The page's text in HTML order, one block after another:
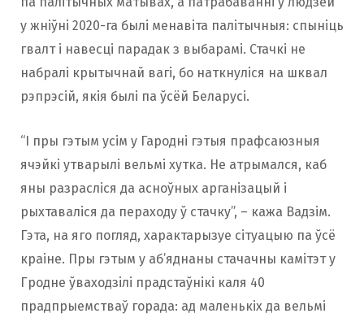
у жніўні 2020-га былі менавіта палітычныя: спыніць
гвалт і навесці парадак з выбарамі. Стачкі не
набралі крытычнай вагі, бо наткнуліся на шквал
рэпрэсій, якія былі па ўсёй Беларусі.
“І пры гэтым усім у Гародні гэтыя прафсаюзныя
ячэйкі утварылі вельмі хутка. Не атрымался, каб
яны разрасліся да асноўных арганізацый і
рыхтаваліся да пераходу ў стачку”, – кажа Вадзім.
Гэта, на яго погляд, характарызуе сітуацыю па ўсё
краіне. Пры гэтым у аб’яднаны стачачны камітэт у
Гродне ўваходзілі прадстаўнікі каля 40
прадпрыемстваў горада: ад маленькіх да вельмі